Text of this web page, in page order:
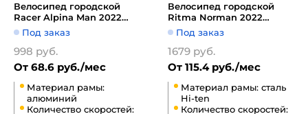
Велосипед городской
Racer Alpina Man 2022
(серый)
Под заказ
998 руб.
От 68.6 руб./мес
Материал рамы:
алюминий
Количество скоростей:
Велосипед городской
Ritma Norman 2022
(серый)
Под заказ
1679 руб.
От 115.4 руб./мес
Материал рамы: сталь
Hi-ten
Количество скоростей: